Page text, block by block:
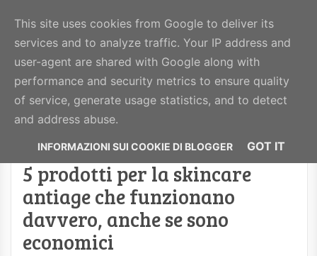
BeautyHealthy
MENU
Visualizzazione post con etichetta vitamina A.
Mostra tutti i post
5 prodotti per la skincare
antiage che funzionano
davvero, anche se sono
economici
This site uses cookies from Google to deliver its
services and to analyze traffic. Your IP address and
user-agent are shared with Google along with
performance and security metrics to ensure quality
of service, generate usage statistics, and to detect
and address abuse.
GOT IT